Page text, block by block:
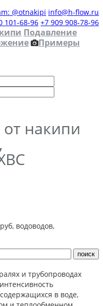
@otnakipi info@h-flow.ru
101-68-96 +7 909 908-78-96
Подавление
Примеры
накипи
водоводов,
и трубопроводах
в воде,